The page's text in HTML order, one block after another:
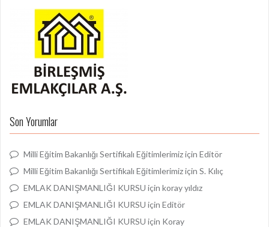
Son Yorumlar
Milli Eğitim Bakanlığı Sertifikalı Eğitimlerimiziçin Editör
Milli Eğitim Bakanlığı Sertifikalı Eğitimlerimiziçin S. Kılıç
EMLAK DANIŞMANLIĞI KURSU için koray yıldız
EMLAK DANIŞMANLIĞI KURSU için Editör
EMLAK DANIŞMANLIĞI KURSU için Koray